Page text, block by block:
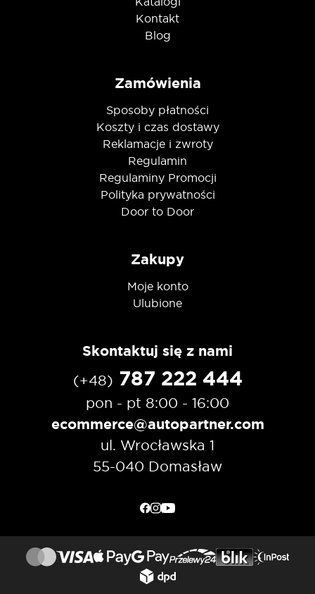
Kontakt
Blog
Zamówienia
Sposoby płatności
Koszty i czas dostawy
Reklamacje i zwroty
Regulamin
Regulaminy Promocji
Polityka prywatności
Door to Door
Zakupy
Moje konto
Ulubione
Skontaktuj się z nami
(+48) 787 222 444
pon - pt 8:00 - 16:00
ecommerce@autopartner.com
ul. Wrocławska 1
55-040 Domasław